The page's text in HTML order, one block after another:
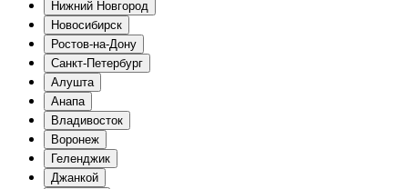
Нижний Новгород
Новосибирск
Ростов-на-Дону
Санкт-Петербург
Алушта
Анапа
Владивосток
Воронеж
Геленджик
Джанкой